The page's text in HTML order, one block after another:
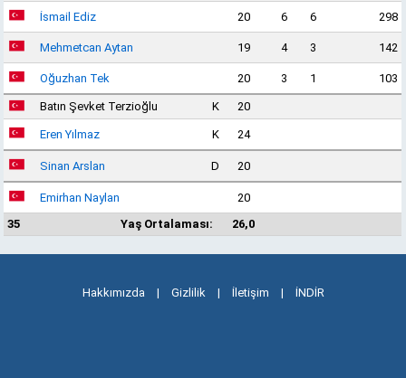
İsmail Ediz 20 6 6 298
Mehmetcan Aytan 19 4 3 142
Oğuzhan Tek 20 3 1 103
Batın Şevket Terzioğlu K 20
Eren Yılmaz K 24
Sinan Arslan D 20
Emirhan Naylan
20
35
Yaş Ortalaması: 26,0
Hakkımızda | Gizlilik | İletişim | İNDİR